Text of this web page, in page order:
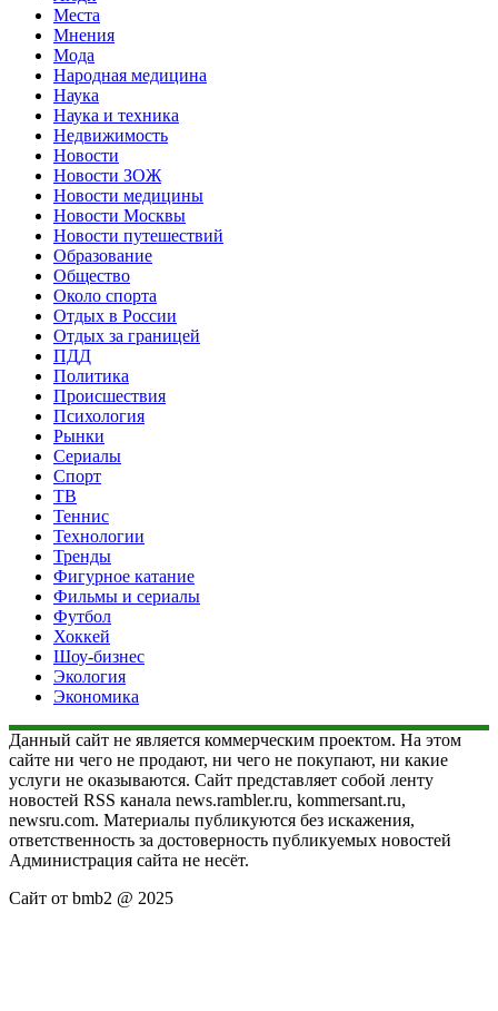
Места
Мнения
Мода
Народная медицина
Наука
Наука и техника
Недвижимость
Новости
Новости ЗОЖ
Новости медицины
Новости Москвы
Новости путешествий
Образование
Общество
Около спорта
Отдых в России
Отдых за границей
ПДД
Политика
Происшествия
Психология
Рынки
Сериалы
Спорт
ТВ
Теннис
Технологии
Тренды
Фигурное катание
Фильмы и сериалы
Футбол
Хоккей
Шоу-бизнес
Экология
Экономика
Данный сайт не является коммерческим проектом. На этом
сайте ни чего не продают, ни чего не покупают, ни какие
услуги не оказываются. Сайт представляет собой ленту
новостей RSS канала news.rambler.ru, kommersant.ru,
newsru.com. Материалы публикуются без искажения,
ответственность за достоверность публикуемых новостей
Администрация сайта не несёт.
Сайт от bmb2 @ 2025